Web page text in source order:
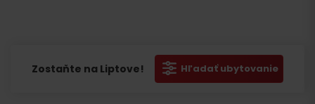
Zostaňte na Liptove! Hľadať ubytovanie